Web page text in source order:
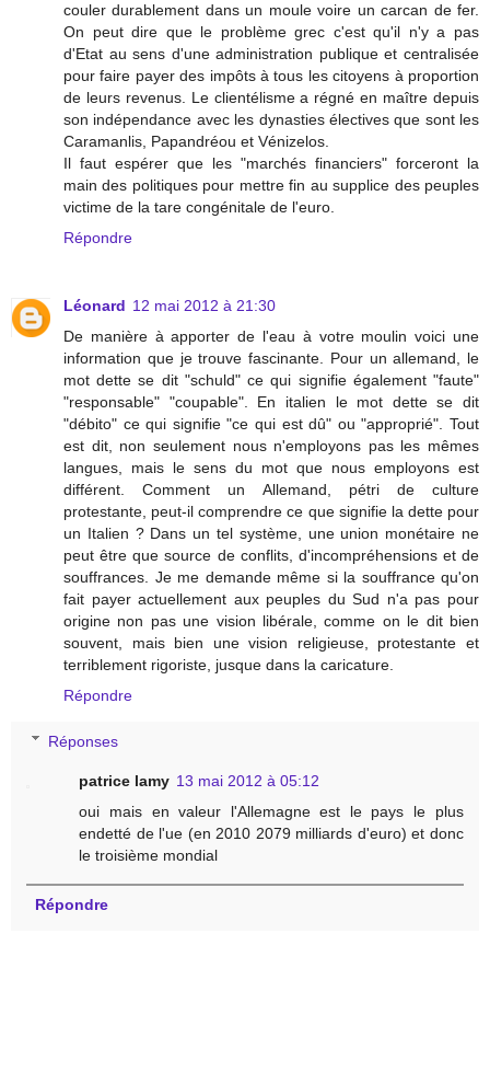
couler durablement dans un moule voire un carcan de fer.
On peut dire que le problème grec c'est qu'il n'y a pas
d'Etat au sens d'une administration publique et centralisée
pour faire payer des impôts à tous les citoyens à proportion
de leurs revenus. Le clientélisme a régné en maître depuis
son indépendance avec les dynasties électives que sont les
Caramanlis, Papandréou et Vénizelos.
Il faut espérer que les "marchés financiers" forceront la
main des politiques pour mettre fin au supplice des peuples
victime de la tare congénitale de l'euro.
Répondre
Léonard 12 mai 2012 à 21:30
De manière à apporter de l'eau à votre moulin voici une
information que je trouve fascinante. Pour un allemand, le
mot dette se dit "schuld" ce qui signifie également "faute"
"responsable" "coupable". En italien le mot dette se dit
"débito" ce qui signifie "ce qui est dû" ou "approprié". Tout
est dit, non seulement nous n'employons pas les mêmes
langues, mais le sens du mot que nous employons est
différent. Comment un Allemand, pétri de culture
protestante, peut-il comprendre ce que signifie la dette pour
un Italien ? Dans un tel système, une union monétaire ne
peut être que source de conflits, d'incompréhensions et de
souffrances. Je me demande même si la souffrance qu'on
fait payer actuellement aux peuples du Sud n'a pas pour
origine non pas une vision libérale, comme on le dit bien
souvent, mais bien une vision religieuse, protestante et
terriblement rigoriste, jusque dans la caricature.
Répondre
Réponses
patrice lamy 13 mai 2012 à 05:12
oui mais en valeur l'Allemagne est le pays le plus
endetté de l'ue (en 2010 2079 milliards d'euro) et donc
le troisième mondial
Répondre